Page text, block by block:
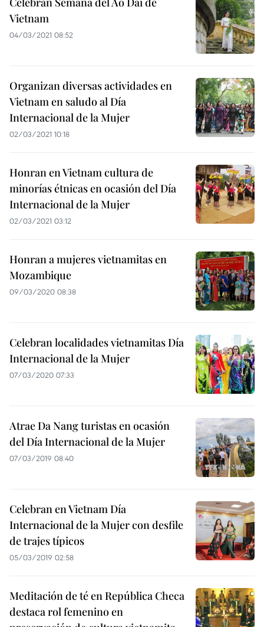
Vietnam
04/03/2021 08:52
Organizan diversas actividades en
Vietnam en saludo al Día
Internacional de la Mujer
02/03/2021 10:18
Honran en Vietnam cultura de
minorías étnicas en ocasión del Día
Internacional de la Mujer
02/03/2021 03:12
Honran a mujeres vietnamitas en
Mozambique
09/03/2020 08:38
Celebran localidades vietnamitas Día
Internacional de la Mujer
07/03/2020 07:33
Atrae Da Nang turistas en ocasión
del Día Internacional de la Mujer
07/03/2019 08:40
Celebran en Vietnam Día
Internacional de la Mujer con desfile
de trajes típicos
05/03/2019 02:58
Meditación de té en República Checa
destaca rol femenino en